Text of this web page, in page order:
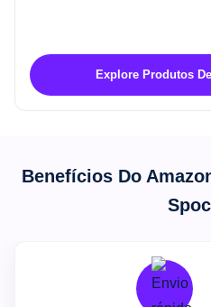
Explore Produtos
Benefícios Do